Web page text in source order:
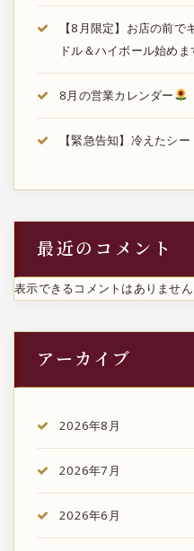
【8月限定】お店の前
ドル＆ハイボール始めま
8月の営業カレンダー
【緊急告知】冷えたシ
最近のコメント
表示できるコメントはありません
アーカイブ
2026年8月
2026年7月
2026年6月